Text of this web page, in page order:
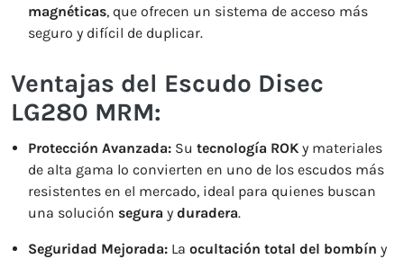
magnéticas, que ofrecen un sistema de acceso más
seguro y difícil de duplicar.
Ventajas del Escudo Disec
LG280 MRM:
Protección Avanzada: Sutecnología ROK y materiales
de alta gama lo convierten en uno de los escudos más
resistentes en el mercado, ideal para quienes buscan
una solución segura yduradera.
Seguridad Mejorada: Laocultación total del bombín y